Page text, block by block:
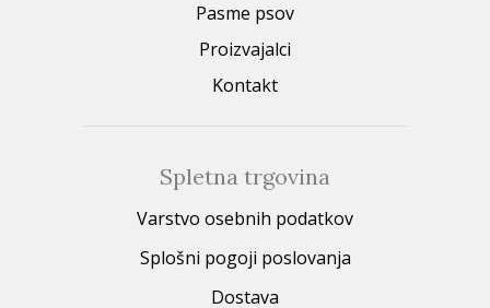
Pasme psov
Proizvajalci
Kontakt
Spletna trgovina
Varstvo osebnih podatkov
Splošni pogoji poslovanja
Dostava